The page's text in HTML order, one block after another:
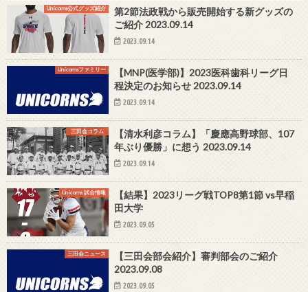
Unicorns公式グッズ紹介
第2節法政戦から販売開始する新グッズの
ご紹介 2023.09.14
2023.09.14
Unicornsファミリー
【MNP(医学部)】2023医科歯科リーグ日
程決定のお知らせ 2023.09.14
2023.09.14
三田会コラム
【清水利彦コラム】「慶應高野球部、107
年ぶり優勝」に想う 2023.09.14
2023.09.14
Unicorns 試合情報
【結果】2023リーグ戦TOP8第1節 vs早稲
田大学
2023.09.05
三田会ニュース
【三田会部会紹介】審判部会のご紹介
2023.09.08
2023.09.05